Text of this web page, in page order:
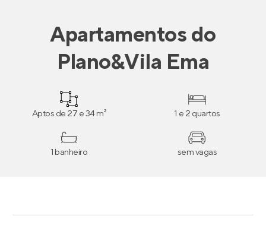
Apartamentosdo
Plano&Vila Ema
Aptos de 27 e 34 m² 1 e 2 quartos
1 banheiro sem vagas